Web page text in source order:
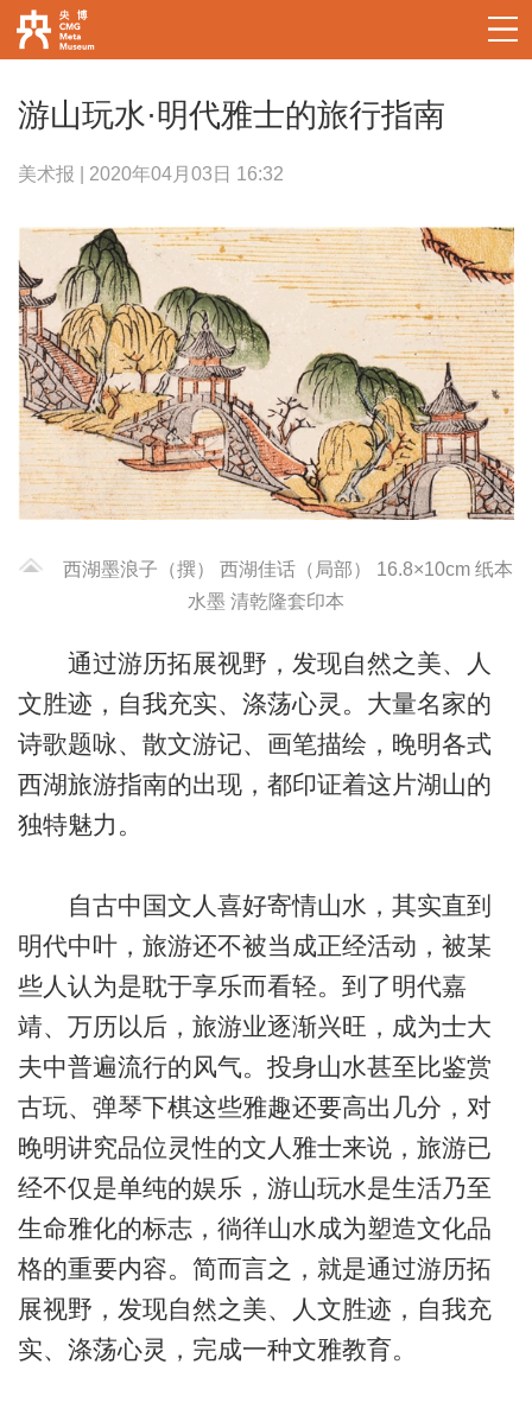
游山玩水·明代雅士的旅行指南
美术报 | 2020年04月03日 16:32
西湖墨浪子（撰） 西湖佳话（局部） 16.8×10cm 纸本
水墨 清乾隆套印本
通过游历拓展视野，发现自然之美、人
文胜迹，自我充实、涤荡心灵。大量名家的
诗歌题咏、散文游记、画笔描绘，晚明各式
西湖旅游指南的出现，都印证着这片湖山的
独特魅力。
自古中国文人喜好寄情山水，其实直到
明代中叶，旅游还不被当成正经活动，被某
些人认为是耽于享乐而看轻。到了明代嘉
靖、万历以后，旅游业逐渐兴旺，成为士大
夫中普遍流行的风气。投身山水甚至比鉴赏
古玩、弹琴下棋这些雅趣还要高出几分，对
晚明讲究品位灵性的文人雅士来说，旅游已
经不仅是单纯的娱乐，游山玩水是生活乃至
生命雅化的标志，徜徉山水成为塑造文化品
格的重要内容。简而言之，就是通过游历拓
展视野，发现自然之美、人文胜迹，自我充
实、涤荡心灵，完成一种文雅教育。